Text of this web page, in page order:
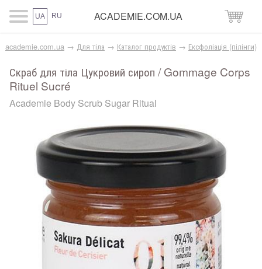
UA RU ACADEMIE.COM.UA
academie.com.ua → Для тіла → Каталог продуктів → Ексфоліація (пілінги)
Скраб для тіла Цукровий сироп / Gommage Corps
Rituel Sucré
Academie Body Scrub Sugar Ritual